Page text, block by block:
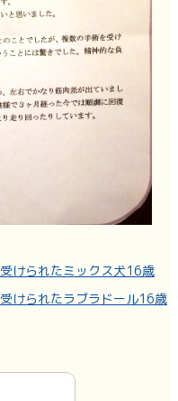
けられたミックス犬16歳
けられたラブラドール16歳